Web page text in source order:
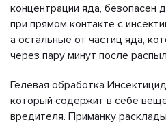
концентрации яда, безопасен
при прямом контакте с
а остальные от частиц яда,
через пару минут после
Гелевая обработка
который содержит в себе
вредителя. Приманку